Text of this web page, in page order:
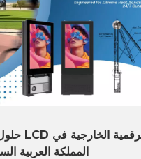
المملكة العربية